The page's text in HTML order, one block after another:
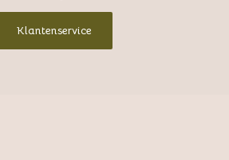
Klantenservice